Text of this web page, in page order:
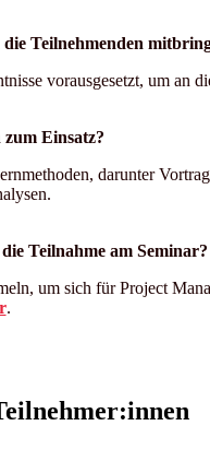
Teilnehmenden
vorausgesetzt, um an
Einsatz?
darunter
Teilnahme am Seminar?
um sich für Project
.